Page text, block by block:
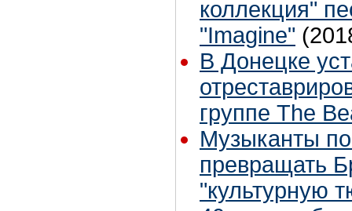
коллекция"
"Imagine"
В Донецке
группе The
Музыканты
превращать
"культурную